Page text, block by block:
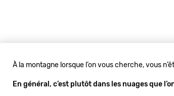
À la montagne lorsque l’on vous cherche, vous
En général, c’est plutôt dans les nuages que